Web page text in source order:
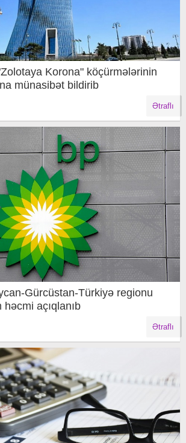
Korona" köçürmələrinin
münasibət bildirib
Ətraflı
Gürcüstan-Türkiyə regionu
açıqlanıb
Ətraflı